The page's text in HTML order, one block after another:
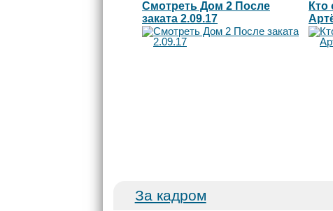
Смотреть Дом 2 После
заката 2.09.17
Кто
За кадром